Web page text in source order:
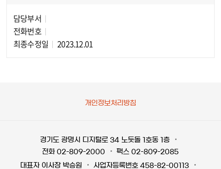
담당부서
전화번호
최종수정일
2023.12.01
개인정보처리방침
경기도 광명시 디지털로 34 노둣돌 1호동 1층
전화 02-809-2000
팩스 02-809-2085
대표자 이사장 박승원
사업자등록번호 458-82-00113